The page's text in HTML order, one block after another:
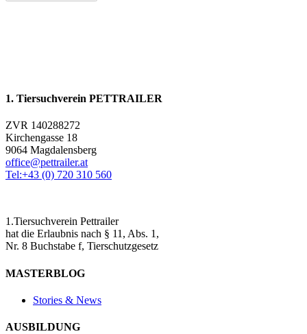
1. Tiersuchverein PETTRAILER
ZVR 140288272
Kirchengasse 18
9064 Magdalensberg
office@pettrailer.at
Tel:+43 (0) 720 310 560
1.Tiersuchverein Pettrailer
hat die Erlaubnis nach § 11, Abs. 1,
Nr. 8 Buchstabe f, Tierschutzgesetz
MASTERBLOG
Stories & News
AUSBILDUNG